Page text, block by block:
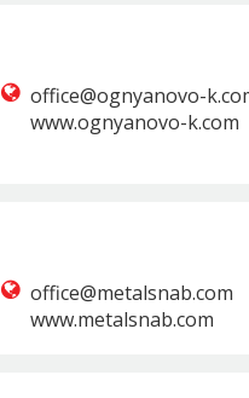
www.ognyanovo-k.com
www.metalsnab.com